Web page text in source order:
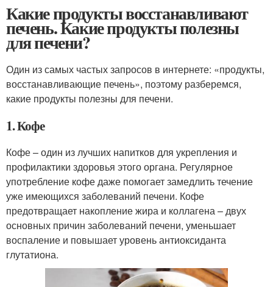
Какие продукты восстанавливают
печень. Какие продукты полезны
для печени?
Один из самых частых запросов в интернете: «продукты,
восстанавливающие печень», поэтому разберемся,
какие продукты полезны для печени.
1. Кофе
Кофе – один из лучших напитков для укрепления и
профилактики здоровья этого органа. Регулярное
употребление кофе даже помогает замедлить течение
уже имеющихся заболеваний печени. Кофе
предотвращает накопление жира и коллагена – двух
основных причин заболеваний печени, уменьшает
воспаление и повышает уровень антиоксиданта
глутатиона.